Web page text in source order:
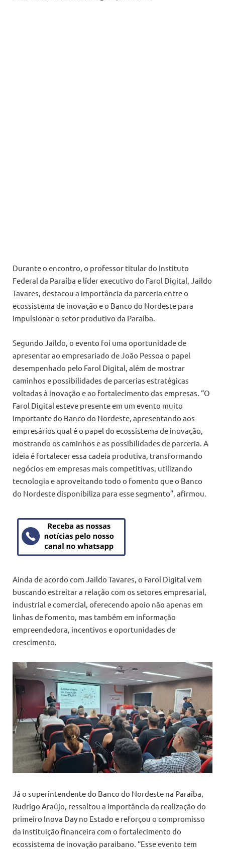
Durante o encontro, o professor titular do Instituto
Federal da Paraíba e líder executivo do Farol Digital, Jaildo
Tavares, destacou a importância da parceria entre o
ecossistema de inovação e o Banco do Nordeste para
impulsionar o setor produtivo da Paraíba.
Segundo Jaildo, o evento foi uma oportunidade de
apresentar ao empresariado de João Pessoa o papel
desempenhado pelo Farol Digital, além de mostrar
caminhos e possibilidades de parcerias estratégicas
voltadas à inovação e ao fortalecimento das empresas. “O
Farol Digital esteve presente em um evento muito
importante do Banco do Nordeste, apresentando aos
empresários qual é o papel do ecossistema de inovação,
mostrando os caminhos e as possibilidades de parceria. A
ideia é fortalecer essa cadeia produtiva, transformando
negócios em empresas mais competitivas, utilizando
tecnologia e aproveitando todo o fomento que o Banco
do Nordeste disponibiliza para esse segmento”, afirmou.
Ainda de acordo com Jaildo Tavares, o Farol Digital vem
buscando estreitar a relação com os setores empresarial,
industrial e comercial, oferecendo apoio não apenas em
linhas de fomento, mas também em informação
empreendedora, incentivos e oportunidades de
crescimento.
Já o superintendente do Banco do Nordeste na Paraíba,
Rudrigo Araújo, ressaltou a importância da realização do
primeiro Inova Day no Estado e reforçou o compromisso
da instituição financeira com o fortalecimento do
ecossistema de inovação paraibano. “Esse evento tem